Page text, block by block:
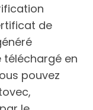
de
en
pouvez